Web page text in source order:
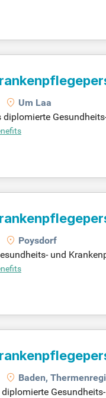
Um Laa
Sie individuelle
Poysdorf
und
Sie individuelle
Baden,